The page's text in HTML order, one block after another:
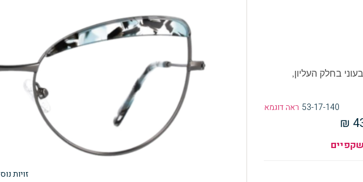
בחלק העליון,
53-17-140 ראה דוגמא
זויות